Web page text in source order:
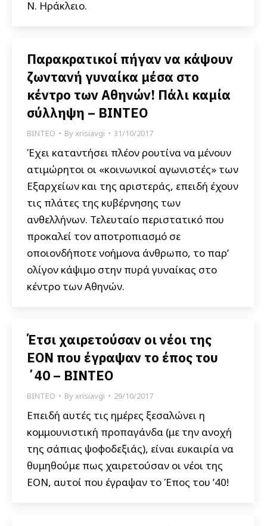
Ν. Ηράκλειο.
Παρακρατικοί πήγαν να κάψουν
ζωντανή γυναίκα μέσα στο
κέντρο των Αθηνών! Πάλι καμία
σύλληψη – ΒΙΝΤΕΟ
ΒΙΝΤΕΟ Byxrisiavgi 31/10/2017
Έχει καταντήσει πλέον ρουτίνα να μένουν
ατιμώρητοι οι «κοινωνικοί αγωνιστές» των
Εξαρχείων και της αριστεράς, επειδή έχουν
τις πλάτες της κυβέρνησης των
ανθελλήνων. Τελευταίο περιστατικό που
προκαλεί τον αποτροπιασμό σε
οποιονδήποτε νοήμονα άνθρωπο, το παρ’
ολίγον κάψιμο στην πυρά γυναίκας στο
κέντρο των Αθηνών.
Έτσι χαιρετούσαν οι νέοι της
ΕΟΝ που έγραψαν το έπος του
΄40 – ΒΙΝΤΕΟ
ΒΙΝΤΕΟ Byxrisiavgi 29/10/2017
Επειδή αυτές τις ημέρες ξεσαλώνει η
κομμουνιστική προπαγάνδα (με την ανοχή
της σάπιας ψοφοδεξιάς), είναι ευκαιρία να
θυμηθούμε πως χαιρετούσαν οι νέοι της
ΕΟΝ, αυτοί που έγραψαν το Έπος του ’40!